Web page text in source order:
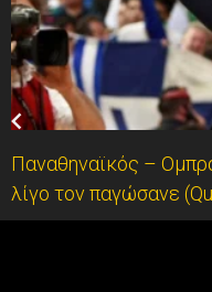
Παναθηναϊκός –
λίγο τον παγώσανε